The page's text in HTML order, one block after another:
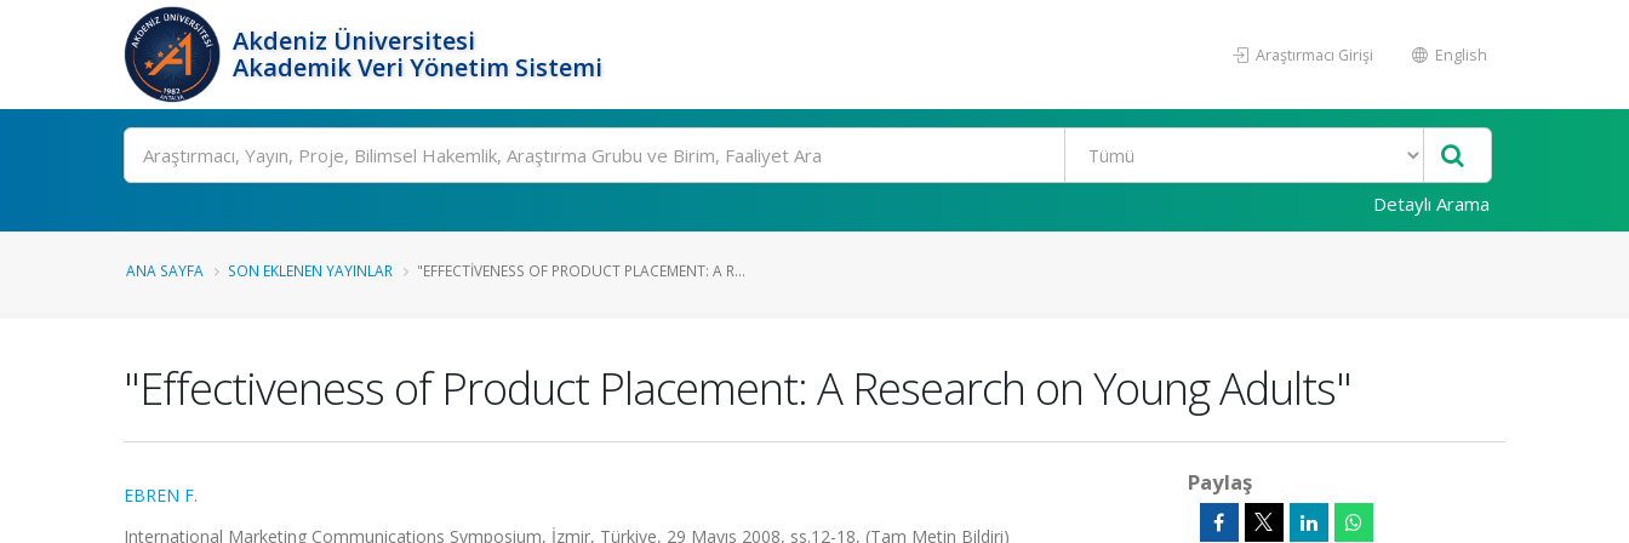
Akdeniz Üniversitesi
Akademik Veri Yönetim Sistemi
Araştırmacı Girişi English
Ara
Detaylı Arama
ANA SAYFA SON EKLENEN YAYINLAR "EFFECTIVENESS OF PRODUCT PLACEMENT: A R...
"Effectiveness of Product Placement: A Research on Young Adults"
EBREN F.
International Marketing Communications Symposium, İzmir, Türkiye, 29 Mayıs 2008, ss.12-18, (Tam Metin Bildiri)
Paylaş